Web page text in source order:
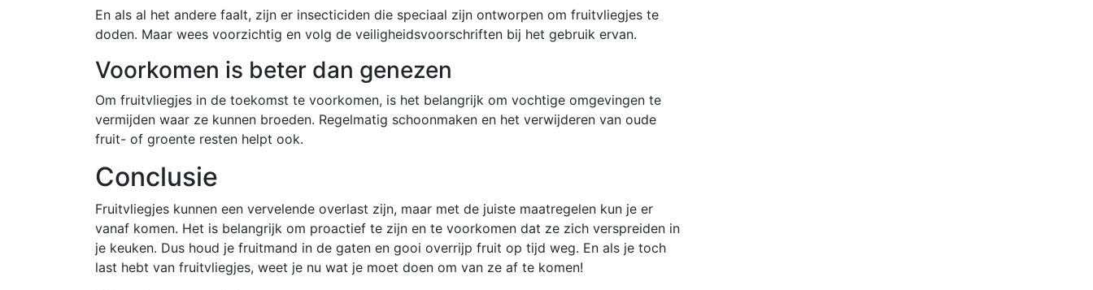
En als al het andere faalt, zijn er insecticiden die speciaal zijn ontworpen om fruitvliegjes te
doden. Maar wees voorzichtig en volg de veiligheidsvoorschriften bij het gebruik ervan.
Voorkomen is beter dan genezen
Om fruitvliegjes in de toekomst te voorkomen, is het belangrijk om vochtige omgevingen te
vermijden waar ze kunnen broeden. Regelmatig schoonmaken en het verwijderen van oude
fruit- of groente resten helpt ook.
Conclusie
Fruitvliegjes kunnen een vervelende overlast zijn, maar met de juiste maatregelen kun je er
vanaf komen. Het is belangrijk om proactief te zijn en te voorkomen dat ze zich verspreiden in
je keuken. Dus houd je fruitmand in de gaten en gooi overrijp fruit op tijd weg. En als je toch
last hebt van fruitvliegjes, weet je nu wat je moet doen om van ze af te komen!